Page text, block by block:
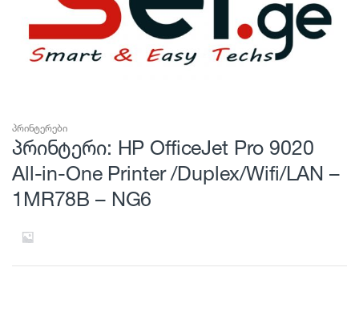
პრინტერები
პრინტერი: HP OfficeJet Pro 9020
All-in-One Printer /Duplex/Wifi/LAN –
1MR78B – NG6